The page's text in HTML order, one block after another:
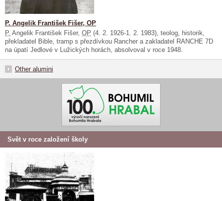
P. Angelik František Fišer, OP
P. Angelik František Fišer, OP (4. 2. 1926-1. 2. 1983), teolog, historik,
překladatel Bible, tramp s přezdívkou Rancher a zakladatel RANCHE 7D
na úpatí Jedlové v Lužických horách, absolvoval v roce 1948.
Other alumini
Svět v roce založení školy